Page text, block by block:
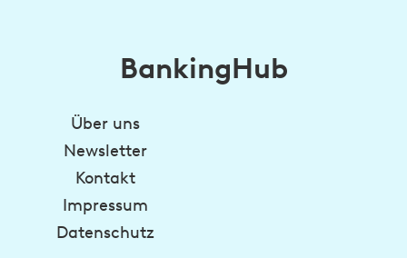
BankingHub
Über uns
Newsletter
Kontakt
Impressum
Datenschutz